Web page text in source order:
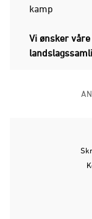
kamp
Vi ønsker